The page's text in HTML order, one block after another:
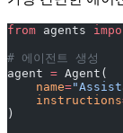
from agents
# 에이전트 생성
agent = Agent(
    name
=
    instructions
)